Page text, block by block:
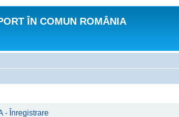
ÎN COMUN ROMÂNIA
- Înregistrare